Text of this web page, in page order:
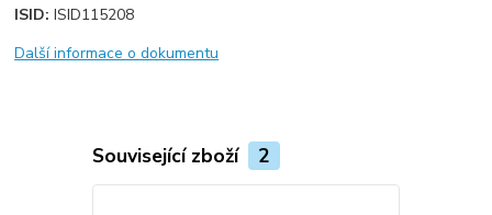
ISID:ISID115208
Další informace o dokumentu
Související zboží 2